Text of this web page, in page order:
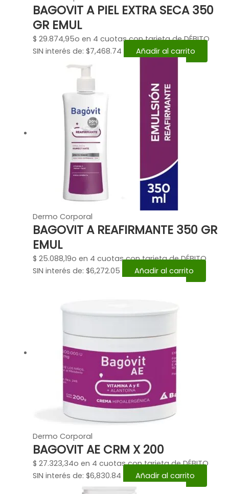
BAGOVIT A PIEL EXTRA SECA 350
GR EMUL
$ 29.874,95o en 4 cuotas con tarjeta de DÉBITO
SIN interés de: $7,468.74
Añadir al carrito
Dermo Corporal
BAGOVIT A REAFIRMANTE 350 GR
EMUL
$ 25.088,19o en 4 cuotas con tarjeta de DÉBITO
SIN interés de: $6,272.05
Añadir al carrito
Dermo Corporal
BAGOVIT AE CRM X 200
$ 27.323,34o en 4 cuotas con tarjeta de DÉBITO
SIN interés de: $6,830.84
Añadir al carrito